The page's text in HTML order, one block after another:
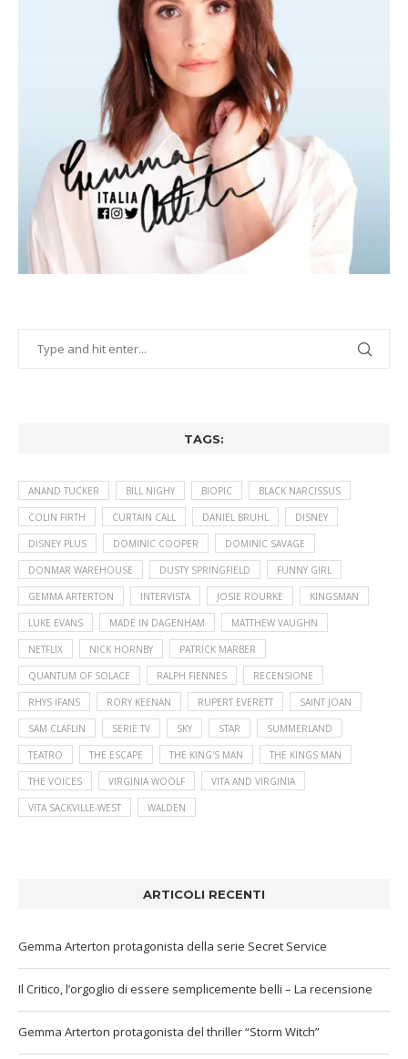
TAGS:
ANAND TUCKER BILL NIGHY BIOPIC BLACK NARCISSUS
COLIN FIRTH CURTAIN CALL DANIEL BRUHL DISNEY
DISNEY PLUS DOMINIC COOPER DOMINIC SAVAGE
DONMAR WAREHOUSE DUSTY SPRINGFIELD FUNNY GIRL
GEMMA ARTERTON INTERVISTA JOSIE ROURKE KINGSMAN
LUKE EVANS MADE IN DAGENHAM MATTHEW VAUGHN
NETFLIX NICK HORNBY PATRICK MARBER
QUANTUM OF SOLACE RALPH FIENNES RECENSIONE
RHYS IFANS RORY KEENAN RUPERT EVERETT SAINT JOAN
SAM CLAFLIN SERIE TV SKY STAR SUMMERLAND
TEATRO THE ESCAPE THE KING'S MAN THE KINGS MAN
THE VOICES VIRGINIA WOOLF VITA AND VIRGINIA
VITA SACKVILLE-WEST WALDEN
ARTICOLI RECENTI
Gemma Arterton protagonista della serie Secret Service
Il Critico, l’orgoglio di essere semplicemente belli – La recensione
Gemma Arterton protagonista del thriller “Storm Witch”